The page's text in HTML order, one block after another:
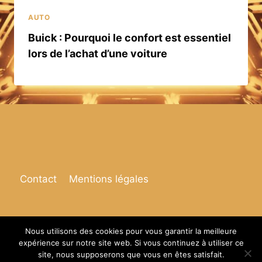
AUTO
Buick : Pourquoi le confort est essentiel
lors de l’achat d’une voiture
Contact Mentions légales
© 2026 Espace de vie
Nous utilisons des cookies pour vous garantir la meilleure
expérience sur notre site web. Si vous continuez à utiliser ce
site, nous supposerons que vous en êtes satisfait.